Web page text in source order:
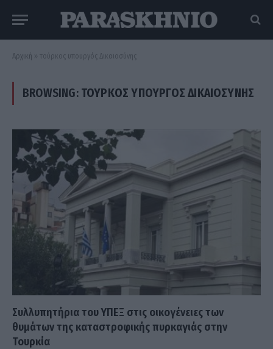
Αρχική » τούρκος υπουργός Δικαιοσύνης
BROWSING: ΤΟΎΡΚΟΣ ΥΠΟΥΡΓΌΣ ΔΙΚΑΙΟΣΎΝΗΣ
Συλλυπητήρια του ΥΠΕΞ στις οικογένειες των
θυμάτων της καταστροφικής πυρκαγιάς στην
Τουρκία